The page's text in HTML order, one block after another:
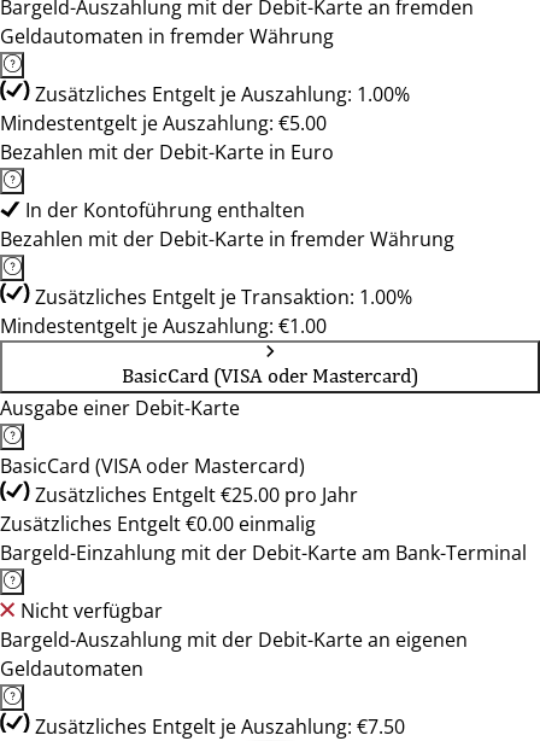
Bargeld-Auszahlung mit der Debit-Karte an fremden
Geldautomaten in fremder Währung
Zusätzliches Entgelt je Auszahlung: 1.00%
Mindestentgelt je Auszahlung: €5.00
Bezahlen mit der Debit-Karte in Euro
In der Kontoführung enthalten
Bezahlen mit der Debit-Karte in fremder Währung
Zusätzliches Entgelt je Transaktion: 1.00%
Mindestentgelt je Auszahlung: €1.00
BasicCard (VISA oder Mastercard)
Ausgabe einer Debit-Karte
BasicCard (VISA oder Mastercard)
Zusätzliches Entgelt €25.00 pro Jahr
Zusätzliches Entgelt €0.00 einmalig
Bargeld-Einzahlung mit der Debit-Karte am Bank-Terminal
Nicht verfügbar
Bargeld-Auszahlung mit der Debit-Karte an eigenen
Geldautomaten
Zusätzliches Entgelt je Auszahlung: €7.50